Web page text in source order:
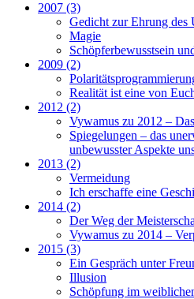
2007 (3)
Gedicht zur Ehrung des
Magie
Schöpferbewusstsein
2009 (2)
Realität ist eine von
2012 (2)
Vywamus zu 2012 –
Spiegelungen – das
unbewusster Aspekte
2013 (2)
Vermeidung
Ich erschaffe eine
2014 (2)
Der Weg der
Vywamus zu 2014 –
2015 (3)
Ein Gespräch unter
Illusion
Schöpfung im